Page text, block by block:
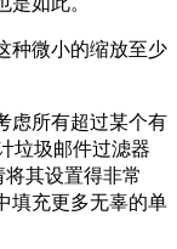
种微小的缩放至少
虑所有超过某个有
垃圾邮件过滤器
其设置得非常
填充更多无辜的单